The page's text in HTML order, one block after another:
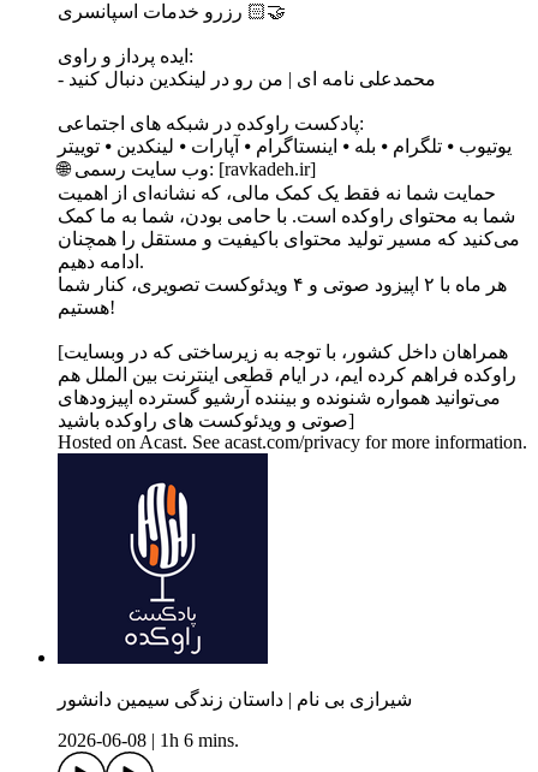
رزرو خدمات اسپانسری 🤝🏻
ایده پرداز و راوی:
- محمدعلی نامه ای | من رو در لینکدین دنبال کنید
پادکست راوکده در شبکه های اجتماعی:
یوتیوب ⦁ تلگرام ⦁ بله ⦁ اینستاگرام ⦁ آپارات ⦁ لینکدین ⦁ توییتر
🌐 وب‌ سایت رسمی: [ravkadeh.ir]
حمایت شما نه فقط یک کمک مالی، که نشانه‌ای از اهمیت
شما به محتوای راوکده است. با حامی بودن، شما به ما کمک
می‌کنید که مسیر تولید محتوای باکیفیت و مستقل را همچنان
ادامه دهیم.
هر ماه با ۲ اپیزود صوتی و ۴ ویدئوکست تصویری، کنار شما
هستیم!
[همراهان داخل کشور، با توجه به زیرساختی که در وبسایت
راوکده فراهم کرده ایم، در ایام قطعی اینترنت بین الملل هم
می‌توانید همواره شنونده و بیننده آرشیو گسترده اپیزودهای
صوتی و ویدئوکست های راوکده باشید]
Hosted on Acast. See acast.com/privacy for more information.
شیرازی بی نام | داستان زندگی سیمین دانشور
2026-06-08
1h 6 mins.